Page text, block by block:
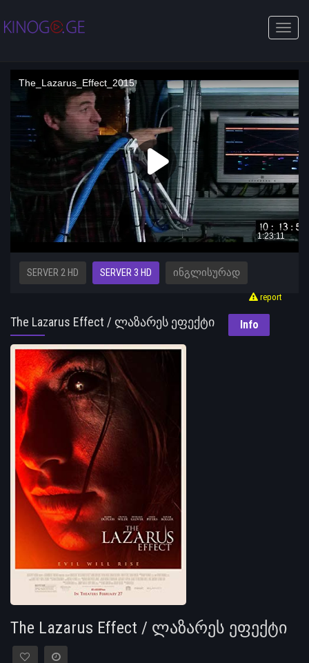
Toggle
SERVER 2 HD SERVER 3 HD ᲘᲜᲒᲚᲘᲡᲣᲠᲐᲓ
report
The Lazarus Effect / ლაზარეს ეფექტი Info
The Lazarus Effect / ლაზარეს ეფექტი